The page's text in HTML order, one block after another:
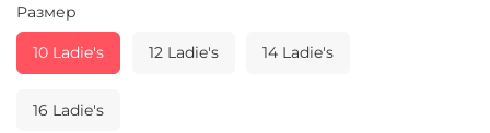
Размер
10 Ladie's 12 Ladie's 14 Ladie's
16 Ladie's